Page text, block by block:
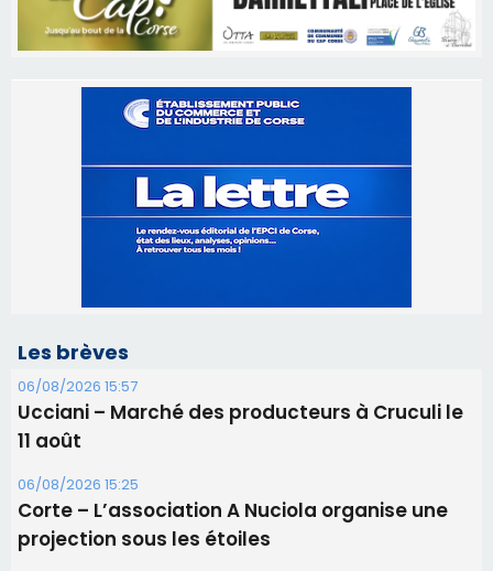
Les brèves
06/08/2026 15:57
Ucciani – Marché des producteurs à Cruculi le
11 août
06/08/2026 15:25
Corte – L’association A Nuciola organise une
projection sous les étoiles